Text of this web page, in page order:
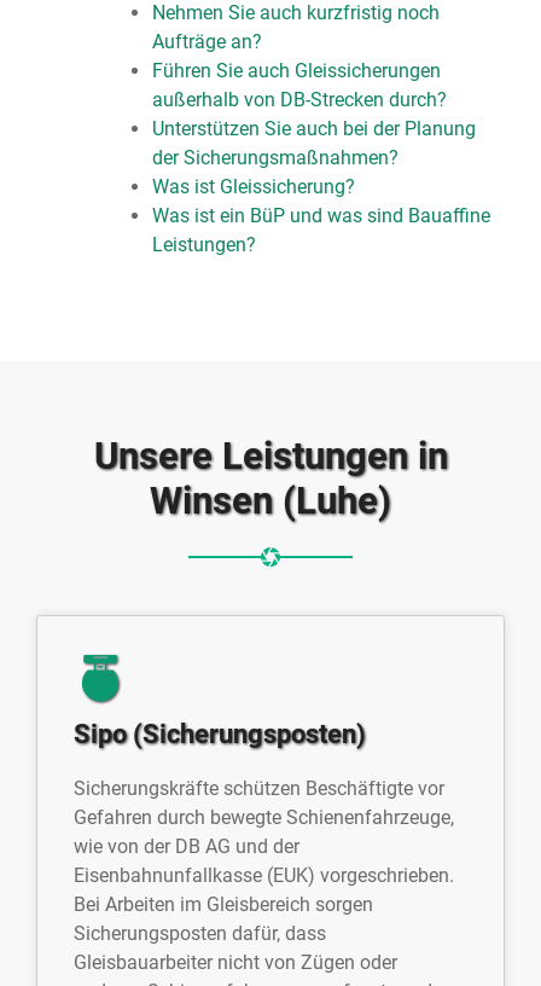
Nehmen Sie auch kurzfristig noch
Aufträge an?
Führen Sie auch Gleissicherungen
außerhalb von DB-Strecken durch?
Unterstützen Sie auch bei der Planung
der Sicherungsmaßnahmen?
Was ist Gleissicherung?
Was ist ein BüP und was sind Bauaffine
Leistungen?
Unsere Leistungen in
Winsen (Luhe)
Sipo (Sicherungsposten)
Sicherungskräfte schützen Beschäftigte vor
Gefahren durch bewegte Schienenfahrzeuge,
wie von der DB AG und der
Eisenbahnunfallkasse (EUK) vorgeschrieben.
Bei Arbeiten im Gleisbereich sorgen
Sicherungsposten dafür, dass
Gleisbauarbeiter nicht von Zügen oder